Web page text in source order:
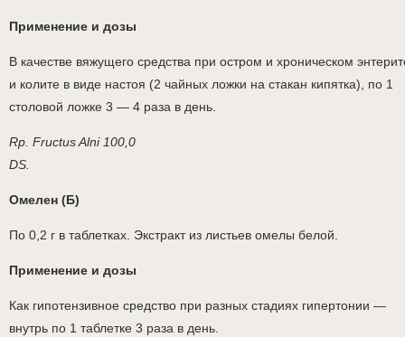
Применение и дозы
В качестве вяжущего средства при остром и хроническом
и колите в виде настоя (2 чайных ложки на стакан кипятка), по 1
столовой ложке 3 — 4 раза в день.
Rp. Fructus Alni 100,0
DS.
Омелен (Б)
По 0,2 г в таблетках. Экстракт из листьев омелы белой.
Применение и дозы
Как гипотензивное средство при разных стадиях гипертонии —
внутрь по 1 таблетке 3 раза в день.